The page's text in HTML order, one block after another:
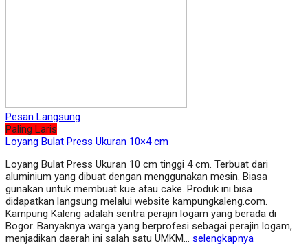
Pesan Langsung
Paling Laris
Loyang Bulat Press Ukuran 10×4 cm
Loyang Bulat Press Ukuran 10 cm tinggi 4 cm. Terbuat dari
aluminium yang dibuat dengan menggunakan mesin. Biasa
gunakan untuk membuat kue atau cake. Produk ini bisa
didapatkan langsung melalui website kampungkaleng.com.
Kampung Kaleng adalah sentra perajin logam yang berada di
Bogor. Banyaknya warga yang berprofesi sebagai perajin logam,
menjadikan daerah ini salah satu UMKM… selengkapnya